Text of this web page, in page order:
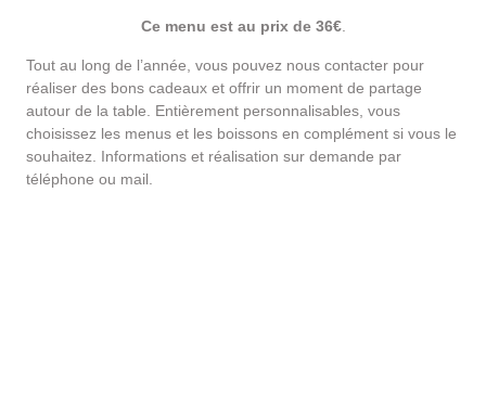
Ce menu est au prix de 36€.
Tout au long de l’année, vous pouvez nous contacter pour
réaliser des bons cadeaux et offrir un moment de partage
autour de la table. Entièrement personnalisables, vous
choisissez les menus et les boissons en complément si vous le
souhaitez. Informations et réalisation sur demande par
téléphone ou mail.